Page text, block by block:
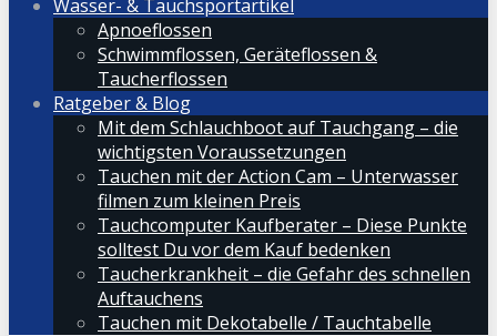
Wasser- & Tauchsportartikel
Apnoeflossen
Schwimmflossen, Geräteflossen &
Taucherflossen
Ratgeber & Blog
Mit dem Schlauchboot auf Tauchgang – die
wichtigsten Voraussetzungen
Tauchen mit der Action Cam – Unterwasser
filmen zum kleinen Preis
Tauchcomputer Kaufberater – Diese Punkte
solltest Du vor dem Kauf bedenken
Taucherkrankheit – die Gefahr des schnellen
Auftauchens
Tauchen mit Dekotabelle / Tauchtabelle